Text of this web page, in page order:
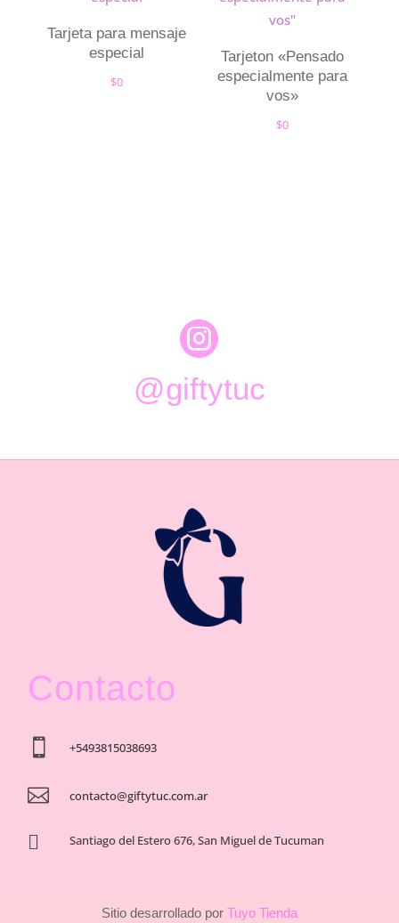
Tarjeta para mensaje
especial
$0
Tarjeton «Pensado
especialmente para
vos»
$0

@giftytuc
Contacto
 +5493815038693
 contacto@giftytuc.com.ar
 Santiago del Estero 676, San Miguel de Tucuman
Sitio desarrollado porTuyo Tienda